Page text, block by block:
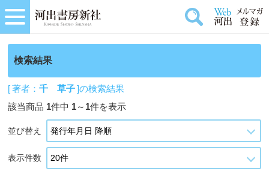
検索結果
[ 著者：千 草子]の検索結果
該当商品 1件中 1～ 1件を表示
並び替え
表示件数